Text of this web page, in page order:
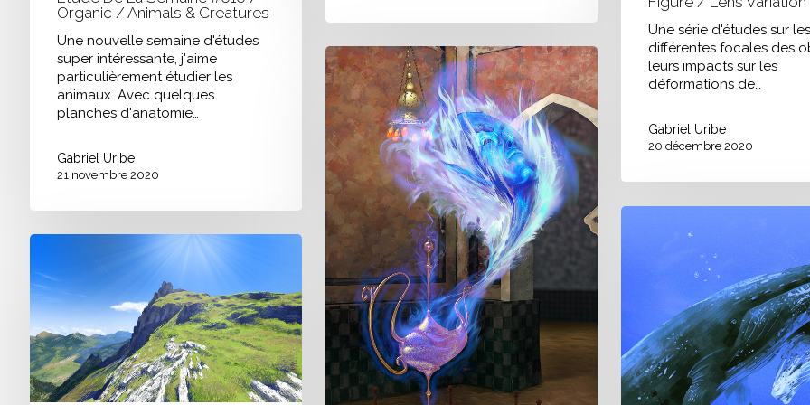
Une série d'études sur les
différentes focales des
leurs impacts sur les
déformations de…
Gabriel Uribe
20 décembre 2020
Organic / Animals & Creatures
Une nouvelle semaine d'études
super intéressante, j'aime
particulièrement étudier les
animaux. Avec quelques
planches d'anatomie…
Gabriel Uribe
21 novembre 2020
Etude
de
la
semaine
#009
/
Hardsurface
/
Oriental
Props
Daily